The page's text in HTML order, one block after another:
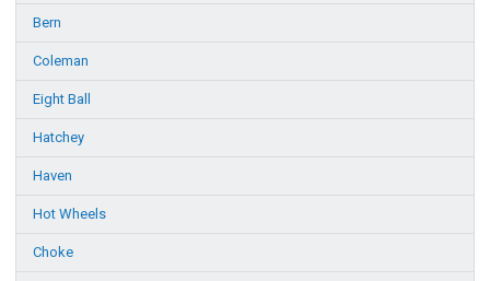
Bern
Coleman
Eight Ball
Hatchey
Haven
Hot Wheels
Choke